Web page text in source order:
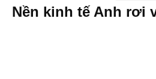
Nền kinh tế Anh rơi